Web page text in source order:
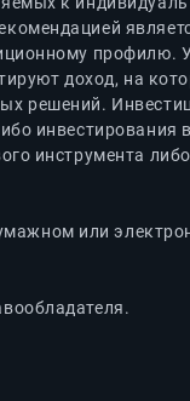
доход, на
решений.
инструмента
или